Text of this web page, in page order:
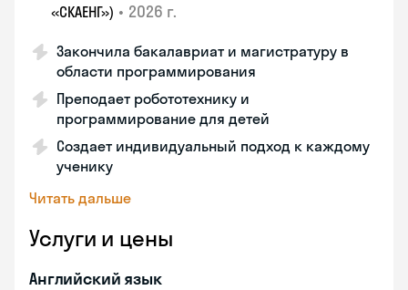
«СКАЕНГ») • 2026 г.
Закончила бакалавриат и магистратуру в
области программирования
Преподает робототехнику и
программирование для детей
Создает индивидуальный подход к каждому
ученику
Читать дальше
Услуги и цены
Английский язык